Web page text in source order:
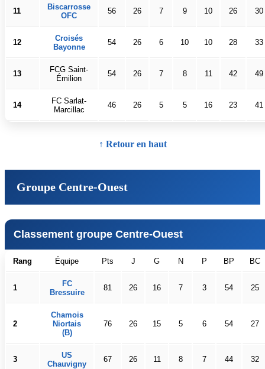
11
Biscarrosse
OFC
56 26 7 9 10 26 30
12
Croisés
Bayonne
54 26 6 10 10 28 33
13
FCG Saint-
Émilion
54 26 7 8 11 42 49
14
FC Sarlat-
Marcillac
46 26 5 5 16 23 41
↑ Retour en haut
Groupe Centre-Ouest
Classement groupe Centre-Ouest
Rang Équipe Pts J G N P BP BC
1
FC
Bressuire
81 26 16 7 3 54 25
2
Chamois
Niortais
(B)
76 26 15 5 6 54 27
3
US
Chauvigny
67 26 11 8 7 44 32